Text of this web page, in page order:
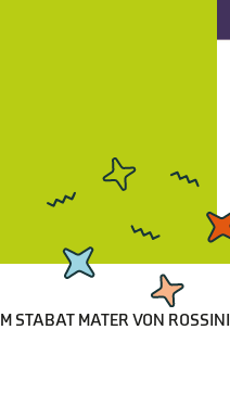
STABAT MATER VON ROSSINI